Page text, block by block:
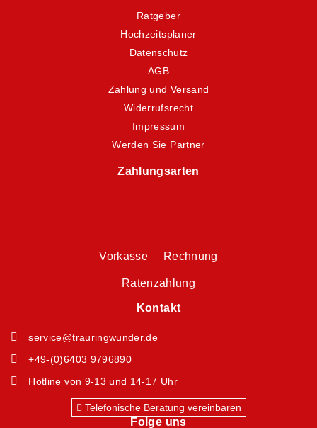
Ratgeber
Hochzeitsplaner
Datenschutz
AGB
Zahlung und Versand
Widerrufsrecht
Impressum
Werden Sie Partner
Zahlungsarten
Vorkasse Rechnung
Ratenzahlung
Kontakt
service@trauringwunder.de
+49-(0)6403 9796890
Hotline von 9-13 und 14-17 Uhr
Telefonische Beratung vereinbaren
Folge uns